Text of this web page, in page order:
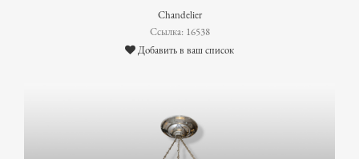
Chandelier
Ссылка: 16538
Добавить в ваш список